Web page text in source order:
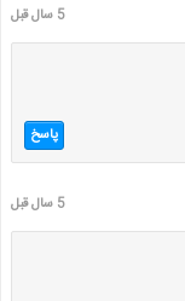
5 سال قبل
پاسخ
5 سال قبل